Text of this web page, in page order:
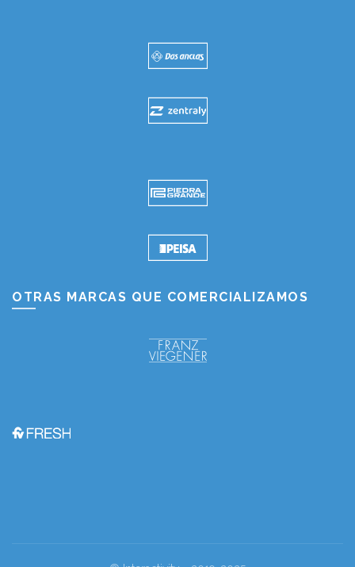
OTRAS MARCAS QUE COMERCIALIZAMOS